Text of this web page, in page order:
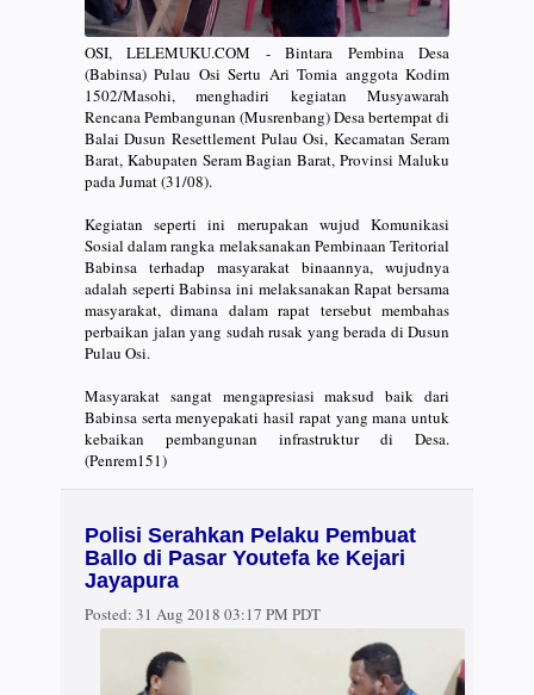
OSI, LELEMUKU.COM - Bintara Pembina Desa
(Babinsa) Pulau Osi Sertu Ari Tomia anggota Kodim
1502/Masohi, menghadiri kegiatan Musyawarah
Rencana Pembangunan (Musrenbang) Desa bertempat di
Balai Dusun Resettlement Pulau Osi, Kecamatan Seram
Barat, Kabupaten Seram Bagian Barat, Provinsi Maluku
pada Jumat (31/08).
Kegiatan seperti ini merupakan wujud Komunikasi
Sosial dalam rangka melaksanakan Pembinaan Teritorial
Babinsa terhadap masyarakat binaannya, wujudnya
adalah seperti Babinsa ini melaksanakan Rapat bersama
masyarakat, dimana dalam rapat tersebut membahas
perbaikan jalan yang sudah rusak yang berada di Dusun
Pulau Osi.
Masyarakat sangat mengapresiasi maksud baik dari
Babinsa serta menyepakati hasil rapat yang mana untuk
kebaikan pembangunan infrastruktur di Desa.
(Penrem151)
Polisi Serahkan Pelaku Pembuat
Ballo di Pasar Youtefa ke Kejari
Jayapura
Posted: 31 Aug 2018 03:17 PM PDT